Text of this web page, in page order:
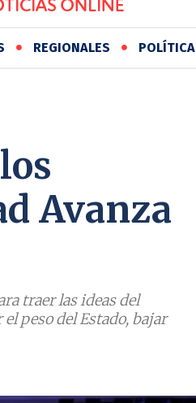
REGIONALES POLÍTICA
Avanza
traer las ideas del
peso del Estado, bajar